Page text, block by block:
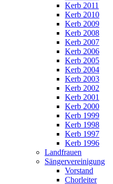
Kerb 2011
Kerb 2010
Kerb 2009
Kerb 2008
Kerb 2007
Kerb 2006
Kerb 2005
Kerb 2004
Kerb 2003
Kerb 2002
Kerb 2001
Kerb 2000
Kerb 1999
Kerb 1998
Kerb 1997
Kerb 1996
Landfrauen
Sängervereinigung
Vorstand
Chorleiter